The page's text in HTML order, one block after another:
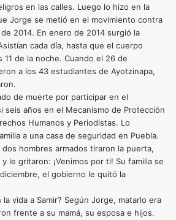
en las calles. Luego lo hizo en la
Jorge se metió en el movimiento contra
2014. En enero de 2014 surgió la
cada día, hasta que el cuerpo
11 de la noche. Cuando el 26 de
a los 43 estudiantes de Ayotzinapa,
de muerte por participar en el
seis años en el Mecanismo de Protección
Humanos y Periodistas. Lo
a una casa de seguridad en Puebla.
dos hombres armados tiraron la puerta,
le gritaron: ¡Venimos por ti! Su familia se
el gobierno le quitó la
vida a Samir? Según Jorge, matarlo era
frente a su mamá, su esposa e hijos.